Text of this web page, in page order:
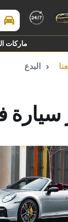
ماركات
البدع
سيارة